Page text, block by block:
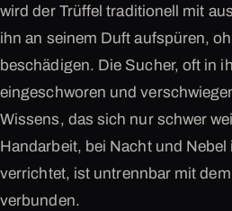
wird der Trüffel traditionell mit
ihn an seinem Duft aufspüren,
beschädigen. Die Sucher, oft in
eingeschworen und
Wissens, das sich nur schwer
Handarbeit, bei Nacht und
verrichtet, ist untrennbar mit
verbunden.